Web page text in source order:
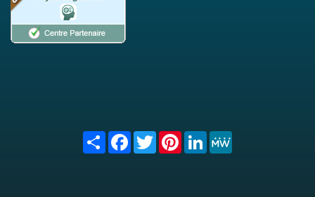
Share FacebookTwitterPinterest
LinkedIn